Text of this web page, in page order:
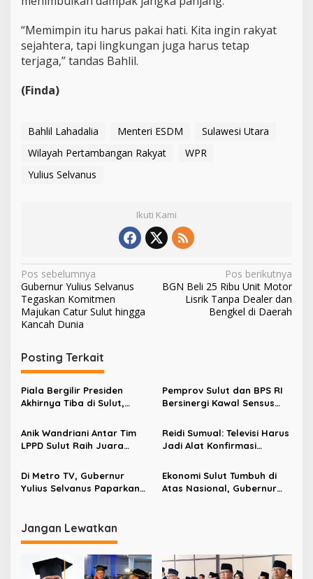
“Memimpin itu harus pakai hati. Kita ingin rakyat
sejahtera, tapi lingkungan juga harus tetap
terjaga,” tandas Bahlil.
(Finda)
Bahlil Lahadalia Menteri ESDM
Sulawesi Utara
Wilayah Pertambangan Rakyat
WPR
Yulius Selvanus
Ikuti Kami
N
a
v
i
g
a
s
i
p
o
s
Pos sebelumnya
Gubernur Yulius Selvanus
Tegaskan Komitmen
Majukan Catur Sulut hingga
Kancah Dunia
Pos berikutnya
BGN Beli 25 Ribu Unit Motor
Lisrik Tanpa Dealer dan
Bengkel di Daerah
Posting Terkait
Piala Bergilir Presiden
Akhirnya Tiba di Sulut,
Ini Kemenangan Seluruh
Masyarakat
Pemprov Sulut dan BPS RI
Bersinergi Kawal Sensus
Anik Wandriani Antar Tim
LPPD Sulut Raih Juara
XIV 2026 dan Bawa Pulang
Piala Presiden
Reidi Sumual: Televisi Harus
Jadi Alat Konfirmasi
Informasi
Di Metro TV, Gubernur
Yulius Selvanus Paparkan
Sulawesi
Ekonomi Sulut Tumbuh di
Atas Nasional, Gubernur
Jangan Lewatkan